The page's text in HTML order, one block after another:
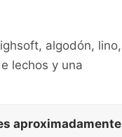
algodón, lino,
lechos y una
aproximadamente